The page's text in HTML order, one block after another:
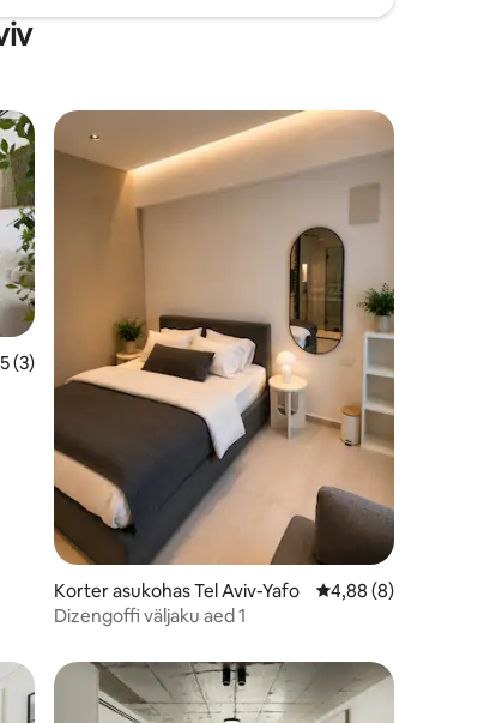
hinnang 5/5, 3 hinnangut
5 (3)
Korter asukohas Tel Aviv-Yafo Keskmine hinnang
4,88 (8)
Dizengoffi väljaku aed 1